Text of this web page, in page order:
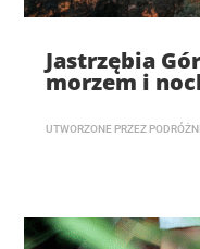
Jastrzębia
morzem i
UTWORZONE PRZEZ